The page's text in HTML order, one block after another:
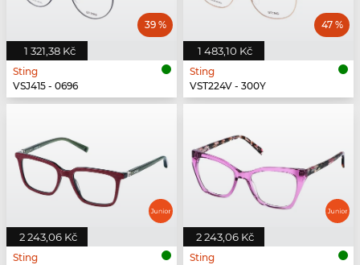
1 321,38 Kč
39 %
Sting
VSJ415 - 0696
1 483,10 Kč
47 %
Sting
VST224V - 300Y
2 243,06 Kč
Sting
2 243,06 Kč
Sting